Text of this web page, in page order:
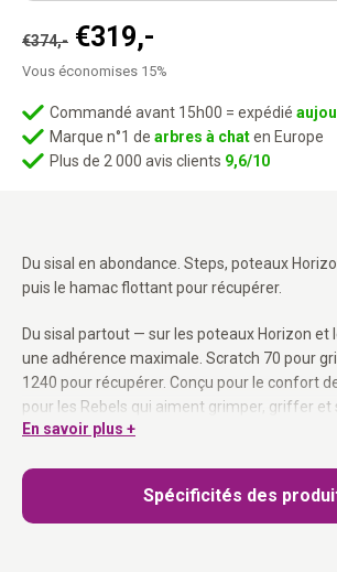
Du sisal en abondance. Steps, poteaux
puis le hamac flottant pour récupérer.
Du sisal partout — sur les poteaux Horizon et
une adhérence maximale. Scratch 70 pour
1240 pour récupérer. Conçu pour le confort
pour les Rebels qui aiment grimper, griffer et
style. Peut être monté de différentes façons
faciles à laver avec fermeture éclair invisible.
En savoir plus +
€374,- Le
prix
était :
€374,-.
€319,-
prix
est :
€319,-.
Vous économises 15%
Commandé avant 15h00 = expédié
Marque n°1 de arbres à chaten Europe
Plus de 2 000 avis clients 9,6/10
Spécificités des